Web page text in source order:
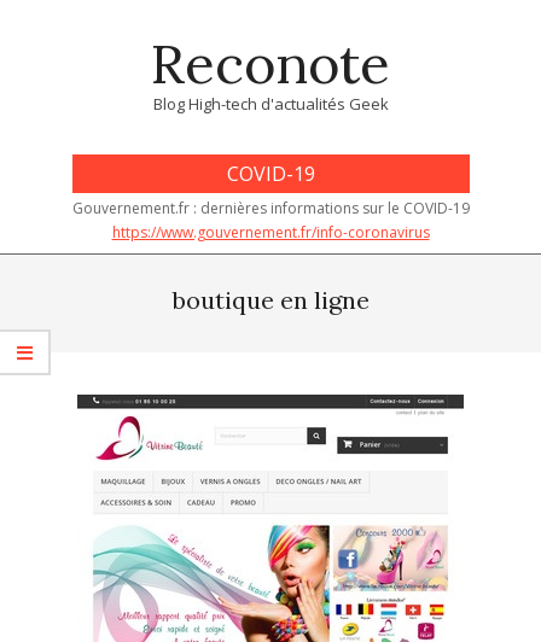
Reconote
Blog High-tech d'actualités Geek
COVID-19
Gouvernement.fr : dernières informations sur le COVID-19
https://www.gouvernement.fr/info-coronavirus
Menu
boutique en ligne